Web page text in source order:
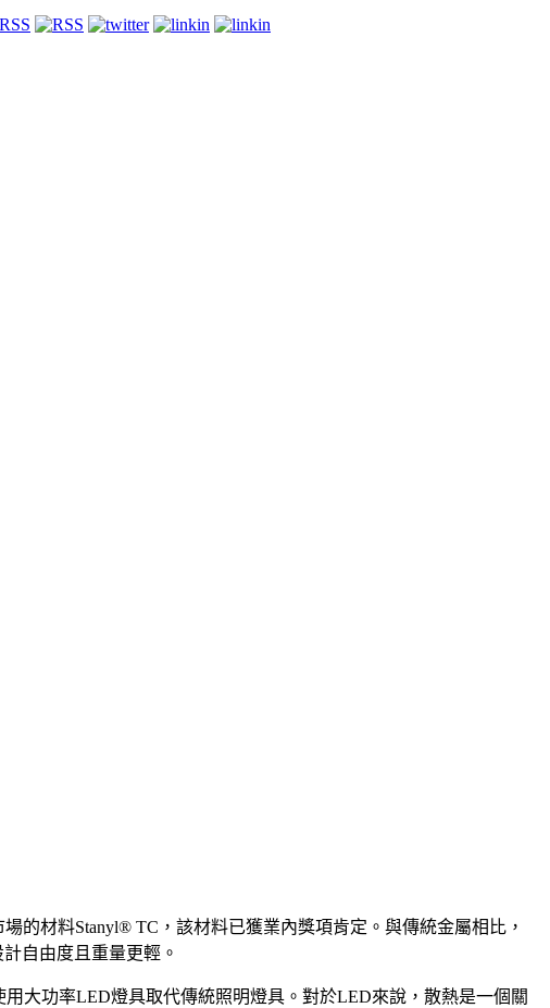
場的材料Stanyl® TC，該材料已獲業內獎項肯定。與傳統金屬相比，
自由度且重量更輕。
大功率LED燈具取代傳統照明燈具。對於LED來說，散熱是一個關